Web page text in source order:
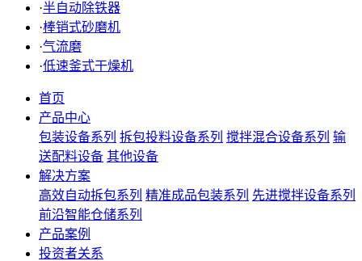
·半自动除铁器
·棒销式砂磨机
·气流磨
·低速釜式干燥机
首页
产品中心
包装设备系列 拆包投料设备系列 搅拌混合设备系列 输
送配料设备 其他设备
解决方案
高效自动拆包系列 精准成品包装系列 先进搅拌设备系列
前沿智能仓储系列
产品案例
投资者关系